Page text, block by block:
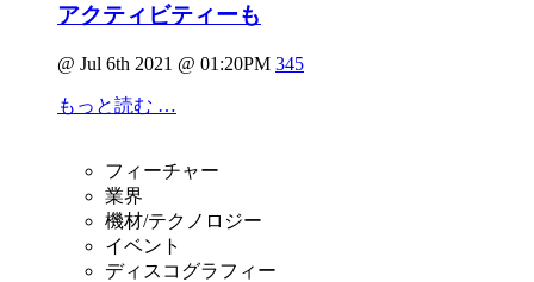
アクティビティーも
@ Jul 6th 2021 @ 01:20PM 345
もっと読む …
フィーチャー
業界
機材/テクノロジー
イベント
ディスコグラフィー